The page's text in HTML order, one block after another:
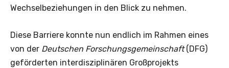
Wechselbeziehungen in den Blick zu nehmen.
Diese Barriere konnte nun endlich im Rahmen eines
von der Deutschen Forschungsgemeinschaft(DFG)
geförderten interdisziplinären Großprojekts